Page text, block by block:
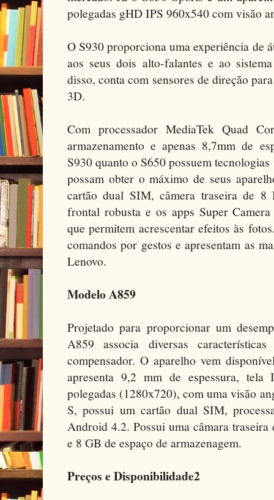
polegadas gHD IPS 960x540 com visão
O S930 proporciona uma experiência de
aos seus dois alto-falantes e ao
disso, conta com sensores de direção
3D.
Com processador MediaTek Quad
armazenamento e apenas 8,7mm de
S930 quanto o S650 possuem
possam obter o máximo de seus
cartão dual SIM, câmera traseira de 8
frontal robusta e os apps Super
que permitem acrescentar efeitos às
comandos por gestos e apresentam as
Lenovo.
Modelo A859
Projetado para proporcionar um
A859 associa diversas
compensador. O aparelho vem
apresenta 9,2 mm de espessura,
polegadas (1280x720), com uma visão
S, possui um cartão dual SIM,
Android 4.2. Possui uma câmara
e 8 GB de espaço de armazenagem.
Preços e Disponibilidade2